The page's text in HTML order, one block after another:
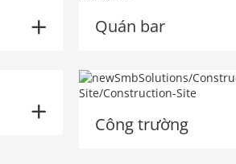
Quán bar
Công trường